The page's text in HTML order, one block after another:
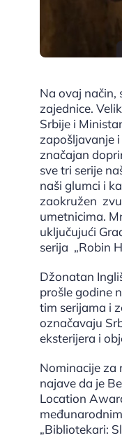
Na ovaj način,
zajednice.
Srbije i
zapošljavanje
značajan
sve tri serije
naši glumci i
zaokružen
umetnicima.
uključujući
serija „Robin
Džonatan
prošle godine
tim serijama i
označavaju
eksterijera i
Nominacije za
najave da je
Location
„Bibliotekari: